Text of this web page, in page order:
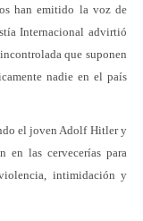
han emitido la voz de
Internacional advirtió
que suponen
nadie en el país
el joven Adolf Hitler y
en las cervecerías para
intimidación y